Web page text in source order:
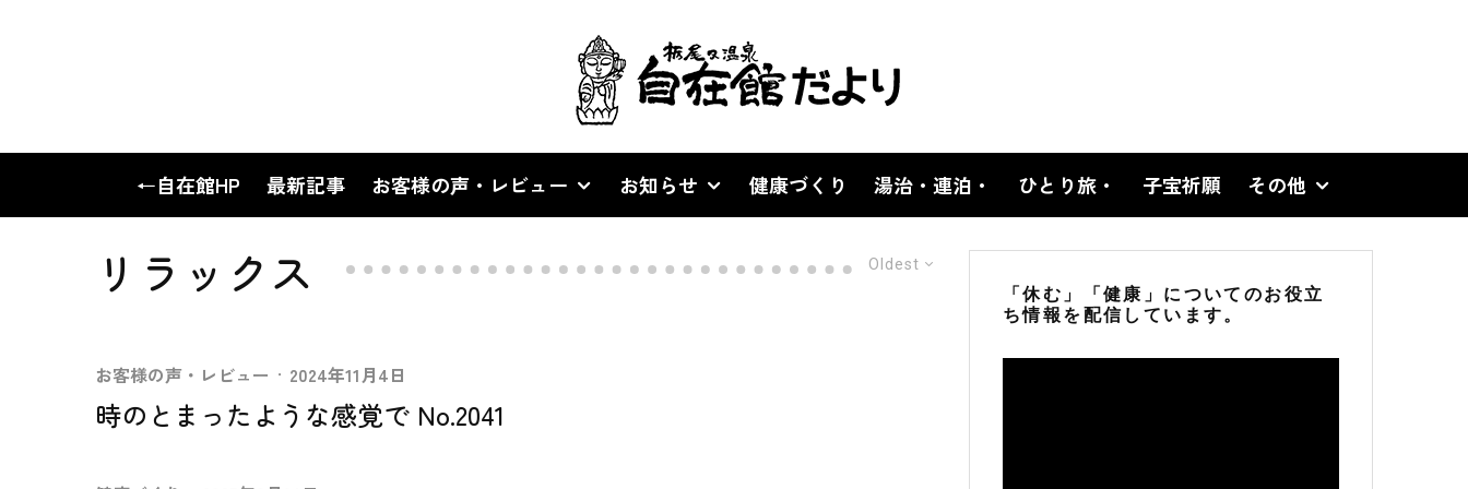
←自在館HP 最新記事 お客様の声・レビュー お知らせ 健康づくり 湯治・連泊・ ひとり旅・ 子宝祈願 その他
Oldest
リラックス
お客様の声・レビュー · 2024年11月4日
時のとまったような感覚で No.2041
「休む」「健康」についてのお役立
ち情報を配信しています。